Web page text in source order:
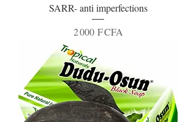
SARR- anti imperfections
Prix
2 000 F CFA